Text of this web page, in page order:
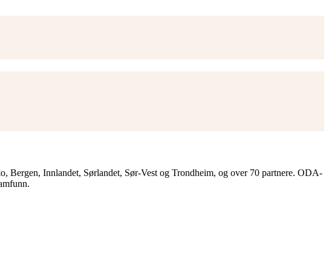
Innlandet, Sørlandet, Sør-Vest og Trondheim, og over 70 partnere. ODA-